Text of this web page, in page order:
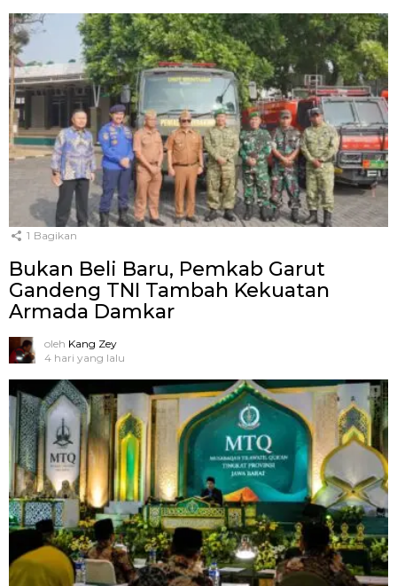
1 Bagikan
Bukan Beli Baru, Pemkab Garut
Gandeng TNI Tambah Kekuatan
Armada Damkar
oleh Kang Zey
4 hari yang lalu